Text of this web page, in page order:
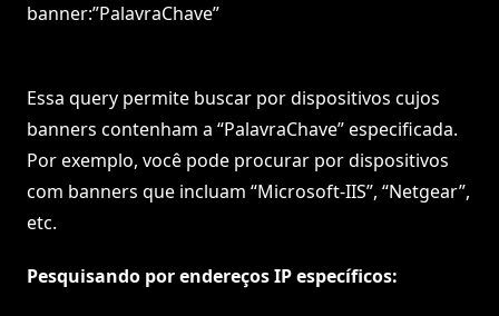
banner:”PalavraChave”
Essa query permite buscar por dispositivos cujos
banners contenham a “PalavraChave” especificada.
Por exemplo, você pode procurar por dispositivos
com banners que incluam “Microsoft-IIS”, “Netgear”,
etc.
Pesquisando por endereços IP específicos: